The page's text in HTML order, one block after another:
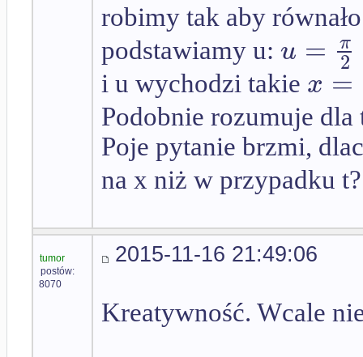
robimy tak aby
podstawiamy u: u = π
2
i u wychodzi takie x =
Podobnie rozumuje
Poje pytanie brzmi,
na x niż w przypadku
tumor
postów:
8070
2015-11-16 21:49:06
Kreatywność. Wcale